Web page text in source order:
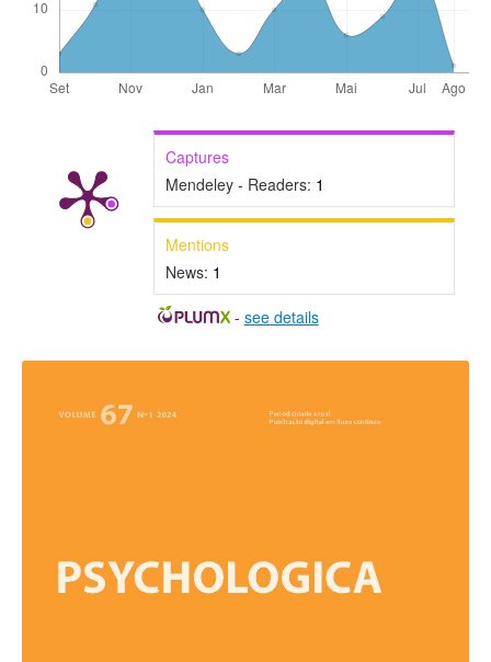
Captures
Mendeley - Readers: 1
Mentions
News: 1
- see details